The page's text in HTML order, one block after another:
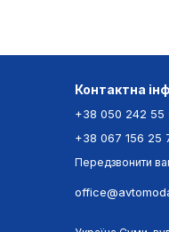
Контактна
+38 050 242 55
+38 067 156 25
Передзвонити